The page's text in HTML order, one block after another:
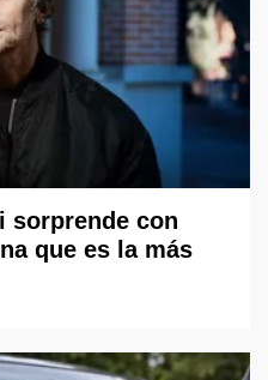
sorprende con
que es la más